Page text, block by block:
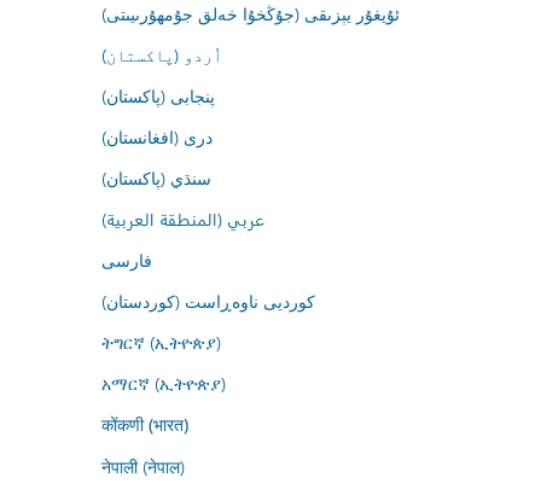
ئۇيغۇر يېزىقى (جۇڭخۇا خەلق جۇمھۇرىيىتى)
اُردو (پاکستان)
پنجابی (پاکستان)
درى (افغانستان)
سنڌي (پاکستان)
عربي (المنطقة العربية)
فارسى
کوردیی ناوەڕاست (کوردستان)
ትግርኛ (ኢትዮጵያ)
አማርኛ (ኢትዮጵያ)
कोंकणी (भारत)
नेपाली (नेपाल)